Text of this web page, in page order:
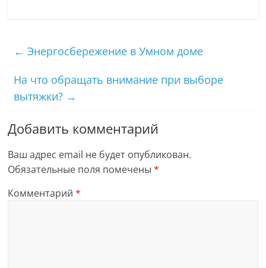
← Энергосбережение в Умном доме
На что обращать внимание при выборе
вытяжки? →
Добавить комментарий
Ваш адрес email не будет опубликован.
Обязательные поля помечены*
Комментарий*